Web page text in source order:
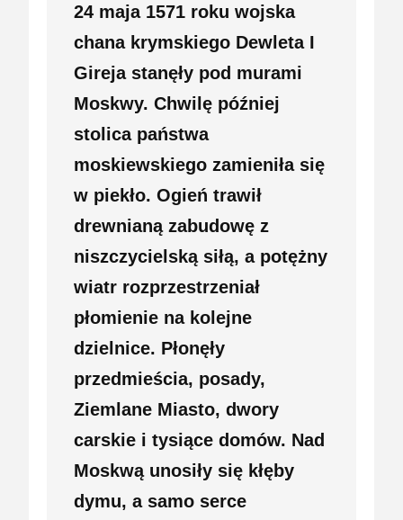
24 maja 1571 roku wojska
chana krymskiego Dewleta I
Gireja stanęły pod murami
Moskwy. Chwilę później
stolica państwa
moskiewskiego zamieniła się
w piekło. Ogień trawił
drewnianą zabudowę z
niszczycielską siłą, a potężny
wiatr rozprzestrzeniał
płomienie na kolejne
dzielnice. Płonęły
przedmieścia, posady,
Ziemlane Miasto, dwory
carskie i tysiące domów. Nad
Moskwą unosiły się kłęby
dymu, a samo serce